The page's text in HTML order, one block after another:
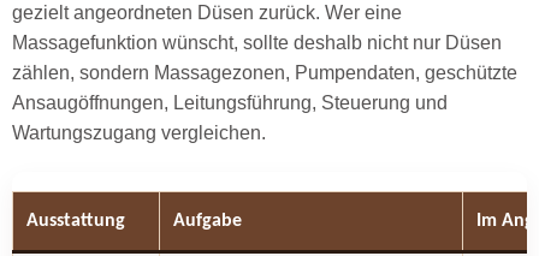
gezielt angeordneten Düsen zurück. Wer eine
Massagefunktion wünscht, sollte deshalb nicht nur Düsen
zählen, sondern Massagezonen, Pumpendaten, geschützte
Ansaugöffnungen, Leitungsführung, Steuerung und
Wartungszugang vergleichen.
Ausstattung Aufgabe Im